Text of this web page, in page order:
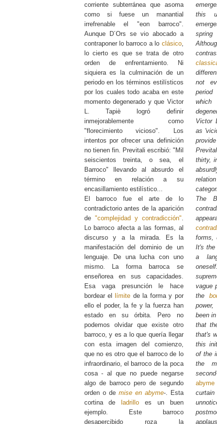
corriente subterránea que asoma
como si fuese un manantial
irrefrenable el "eon barroco".
Aunque D´Ors se vio abocado a
contraponer lo barroco a lo clásico,
lo cierto es que se trata de otro
orden de enfrentamiento. Ni
siquiera es la culminación de un
periodo en los términos estilísticos
por los cuales todo acaba en este
momento degenerado y que Victor
L. Tapiè logró definir
inmejorablemente como
"florecimiento vicioso". Los
intentos por ofrecer una definición
no tienen fin. Previtali escribió: "Mil
seiscientos treinta, o sea, el
Barroco" llevando al absurdo el
término en relación a su
encasillamiento estilístico...
El barroco fue el arte de lo
contradictorio antes de la aparición
de "complejidad y contradicción"
Lo barroco afecta a las formas, al
discurso y a la mirada. Es la
manifestación del dominio de un
lenguaje. De una lucha con uno
mismo. La forma barroca se
enseñorea en sus capacidades.
Esa vaga presunción le hace
bordear el
límite de la forma y por
ello el poder, la fe y la fuerza han
estado en su órbita. Pero no
podemos olvidar que existe otro
barroco, y es a lo que quería llegar
con esta imagen del comienzo,
que no es otro que el barroco de lo
infraordinario, el barroco de la poca
cosa - al que no puede negarse
algo de barroco pero de segundo
orden o de mise en abyme-. Esta
cortina de
ladrillo es un buen
ejemplo. Este barroco
desapercibido roza la
this
not
Victor
as
thirty,
The
forms,
It's the
a
vague
the
been
that
that's
this
of the
the
abyme